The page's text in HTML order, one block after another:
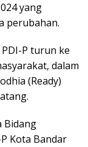
yang
perubahan.
P turun ke
dalam
(Ready)
Bidang
Kota Bandar